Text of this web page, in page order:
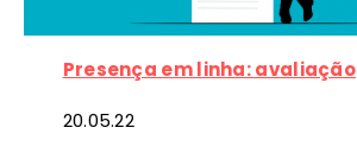
Presença em linha: avaliação
20.05.22